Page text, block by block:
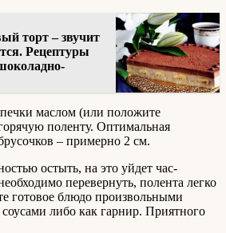
торт – звучит
Рецептуры
маслом (или положите
поленту. Оптимальная
– примерно 2 см.
остыть, на это уйдет час-
перевернуть, полента легко
готовое блюдо произвольными
либо как гарнир. Приятного